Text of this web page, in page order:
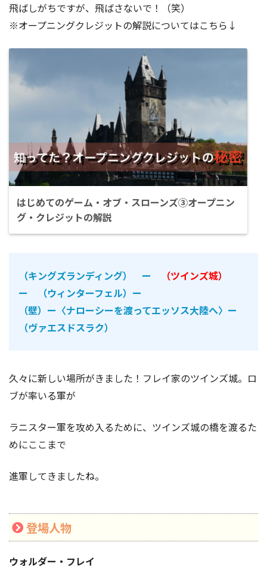
飛ばしがちですが、飛ばさないで！（笑）
※オープニングクレジットの解説についてはこちら↓
はじめてのゲーム・オブ・スローンズ③オープニン
グ・クレジットの解説
（キングズランディング） ー
（ツインズ城）
ー （ウィンターフェル）ー
（壁）ー〈ナローシーを渡ってエッソス大陸へ〉ー
（ヴァエスドスラク）
久々に新しい場所がきました！フレイ家のツインズ城。ロ
ブが率いる軍が
ラニスター軍を攻め入るために、ツインズ城の橋を渡るた
めにここまで
進軍してきましたね。
登場人物
ウォルダー・フレイ